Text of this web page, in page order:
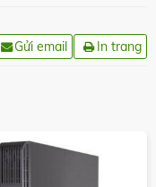
Gửi email In trang